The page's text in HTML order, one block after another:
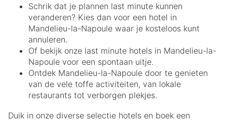
Schrik dat je plannen last minute kunnen
veranderen? Kies dan voor een hotel in
Mandelieu-la-Napoule waar je kosteloos kunt
annuleren.
Of bekijk onze last minute hotels in Mandelieu-la-
Napoule voor een spontaan uitje.
Ontdek Mandelieu-la-Napoule door te genieten
van de vele toffe activiteiten, van lokale
restaurants tot verborgen plekjes.
Duik in onze diverse selectie hotels en boek een